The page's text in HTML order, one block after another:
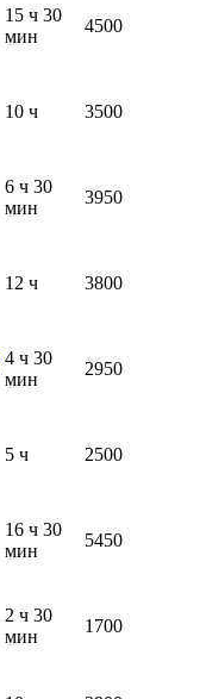
15 ч 30
мин
4500
10 ч 3500
6 ч 30
мин
3950
12 ч 3800
4 ч 30
мин
2950
5 ч 2500
16 ч 30
мин
5450
2 ч 30
мин
1700